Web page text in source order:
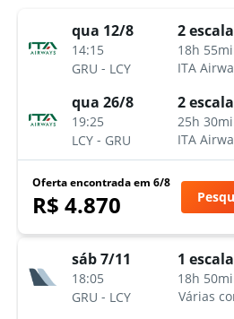
qua 12/8
14:15
GRU - LCY
2
18h
ITA
qua 26/8
19:25
LCY - GRU
2
25h
ITA
Oferta encontrada em 6/8
R$ 4.870
sáb 7/11
18:05
GRU - LCY
1 escala
18h
Várias